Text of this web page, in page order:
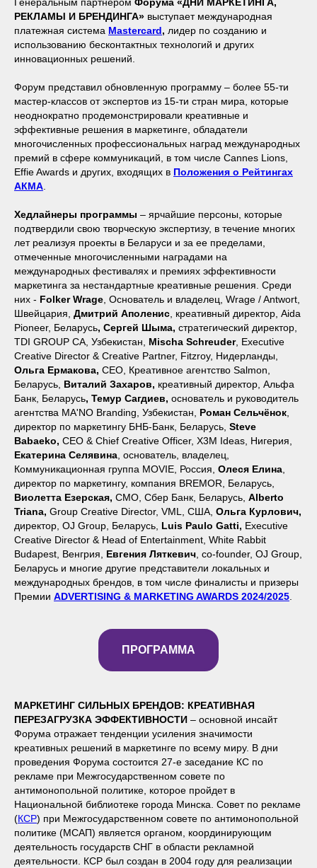
РЕКЛАМЫ И БРЕНДИНГА» выступает международная
платежная система Mastercard, лидер по созданию и
использованию бесконтактных технологий и других
инновационных решений.
Форум представил обновленную программу – более 55-ти
мастер-классов от экспертов из 15-ти стран мира, которые
неоднократно продемонстрировали креативные и
эффективные решения в маркетинге, обладатели
многочисленных профессиональных наград международных
премий в сфере коммуникаций, в том числе Cannes Lions,
Effie Awards и других, входящих в Положения о Рейтингах
АКМА
Хедлайнеры программы – ярчайшие персоны, которые
подтвердили свою творческую экспертизу, в течение многих
лет реализуя проекты в Беларуси и за ее пределами,
отмеченные многочисленными наградами на
международных фестивалях и премиях эффективности
маркетинга за нестандартные креативные решения. Среди
них - Folker Wrage , Основатель и владелец, Wrage / Antwort,
Швейцария, Дмитрий Аполенис , креативный директор, Aida
Pioneer, Беларусь, Сергей Шыма, стратегический директор,
TDI GROUP CA, Узбекистан, Mischa Schreuder, Executive
Creative Director & Creative Partner, Fitzroy, Нидерланды,
Ольга Ермакова, СЕО, Креативное агентство Salmon,
Беларусь, Виталий Захаров, креативный директор, Альфа
Банк, Беларусь, Темур Сагдиев, основатель и руководитель
агентства MA'NO Branding, Узбекистан, Роман Сельчёнок
директор по маркетингу БНБ-Банк, Беларусь, Steve
Babaeko, CEO & Chief Creative Officer, X3M Ideas, Нигерия,
Екатерина Селявина , основатель, владелец,
Коммуникационная группа MOVIE, Россия, Олеся Елина
директор по маркетингу, компания BREMOR, Беларусь,
Виолетта Езерская, СМО, Сбер Банк, Беларусь, Alberto
Triana, Group Creative Director, VML, США, Ольга Курлович,
директор, OJ Group, Беларусь, Luis Paulo Gatti, Executive
Creative Director & Head of Entertainment, White Rabbit
Budapest, Венгрия, Евгения Ляткевич , co-founder, OJ Group,
Беларусь и многие другие представители локальных и
международных брендов, в том числе финалисты и призеры
Премии ADVERTISING & MARKETING AWARDS 2024/2025
ПРОГРАММА
МАРКЕТИНГ СИЛЬНЫХ БРЕНДОВ: КРЕАТИВНАЯ
ПЕРЕЗАГРУЗКА ЭФФЕКТИВНОСТИ – основной инсайт
Форума отражает тенденции усиления значимости
креативных решений в маркетинге по всему миру. В дни
проведения Форума состоится 27-е заседание КС по
рекламе при Межгосударственном совете по
антимонопольной политике, которое пройдет в
Национальной библиотеке города Минска. Совет по рекламе
(КСР) при Межгосударственном совете по антимонопольной
политике (МСАП) является органом, координирующим
деятельность государств СНГ в области рекламной
деятельности. КСР был создан в 2004 году для реализации